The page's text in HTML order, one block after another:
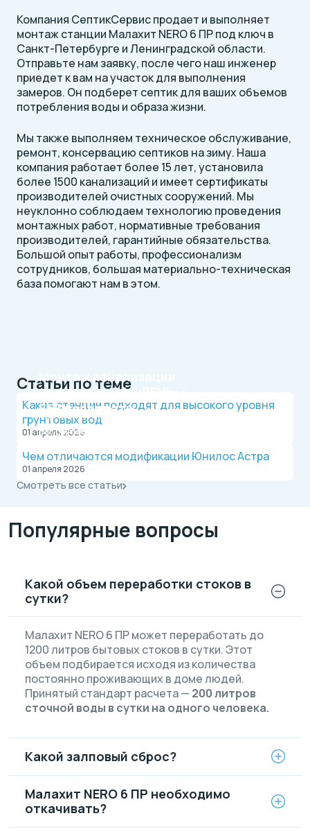
Компания СептикСервис продает и выполняет
монтаж станции Малахит NERO 6 ПР под ключ в
Санкт-Петербурге и Ленинградской области.
Отправьте нам заявку, после чего наш инженер
приедет к вам на участок для выполнения
замеров. Он подберет септик для ваших объемов
потребления воды и образа жизни.
Мы также выполняем техническое обслуживание,
ремонт, консервацию септиков на зиму. Наша
компания работает более 15 лет, установила
более 1500 канализаций и имеет сертификаты
производителей очистных сооружений. Мы
неуклонно соблюдаем технологию проведения
монтажных работ, нормативные требования
производителей, гарантийные обязательства.
Большой опыт работы, профессионализм
сотрудников, большая материально-техническая
база помогают нам в этом.
Монтаж канализации
на участкеЗА 1 ДЕНЬ
Официальный дилер, работаем по договору.
Оплата после монтажа.
Рассрочка на 4 месяца
БЕЗ переплаты
Выгодные условия на монтаж канализации и
Статьи по теме
Какие станции подходят для высокого уровня
грунтовых вод
01 апреля 2026
Чем отличаются модификации Юнилос Астра
01 апреля 2026
Смотреть все статьи
Популярные вопросы
Какой объем переработки стоков в
сутки?
Малахит NERO 6 ПР может переработать до
1200 литров бытовых стоков в сутки. Этот
объем подбирается исходя из количества
постоянно проживающих в доме людей.
Принятый стандарт расчета — 200 литров
сточной воды в сутки на одного человека.
Какой залповый сброс?
Малахит NERO 6 ПР необходимо
откачивать?